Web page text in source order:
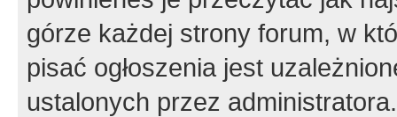
górze każdej strony forum, w
pisać ogłoszenia jest
ustalonych przez administratora.